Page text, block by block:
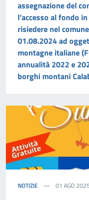
assegnazione del
l’accesso al fondo
risiedere nel
01.08.2024 ad
montagne italiane
annualità 2022 e
borghi montani
NOTIZIE 01 AGO 2025